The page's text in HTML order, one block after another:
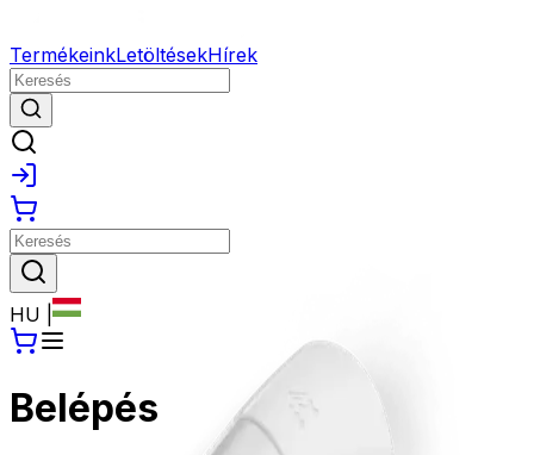
TermékeinkLetöltésekHírek
HU
Belépés